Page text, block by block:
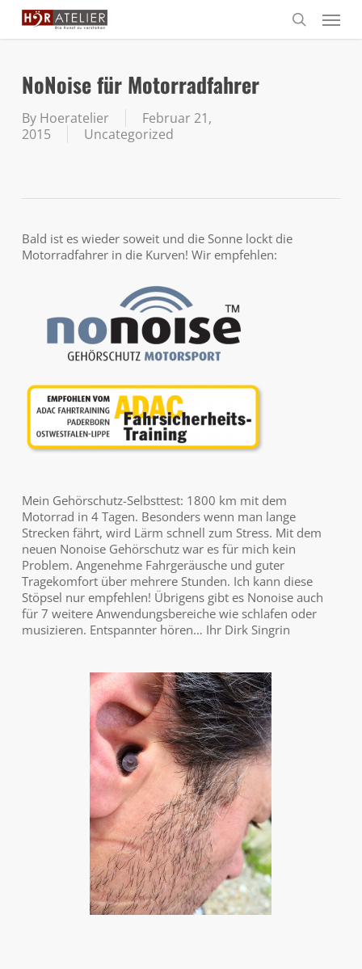
Skip
main
search
Menu
NoNoise für Motorradfahrer
By Hoeratelier
Februar 21,
2015
Uncategorized
Bald ist es wieder soweit und die Sonne lockt die
Motorradfahrer in die Kurven! Wir empfehlen:
Mein Gehörschutz-Selbsttest: 1800 km mit dem
Motorrad in 4 Tagen. Besonders wenn man lange
Strecken fährt, wird Lärm schnell zum Stress. Mit dem
neuen Nonoise Gehörschutz war es für mich kein
Problem. Angenehme Fahrgeräusche und guter
Tragekomfort über mehrere Stunden. Ich kann diese
Stöpsel nur empfehlen! Übrigens gibt es Nonoise auch
für 7 weitere Anwendungsbereiche wie schlafen oder
musizieren. Entspannter hören… Ihr Dirk Singrin